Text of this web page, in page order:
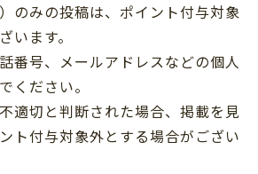
のみの投稿は、ポイント付与対象
います。
番号、メールアドレスなどの個人
ください。
適切と判断された場合、掲載を見
ト付与対象外とする場合がござい